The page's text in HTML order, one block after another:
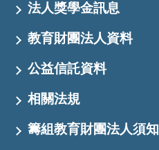
法人獎學金訊息
教育財團法人資料
公益信託資料
相關法規
籌組教育財團法人須知